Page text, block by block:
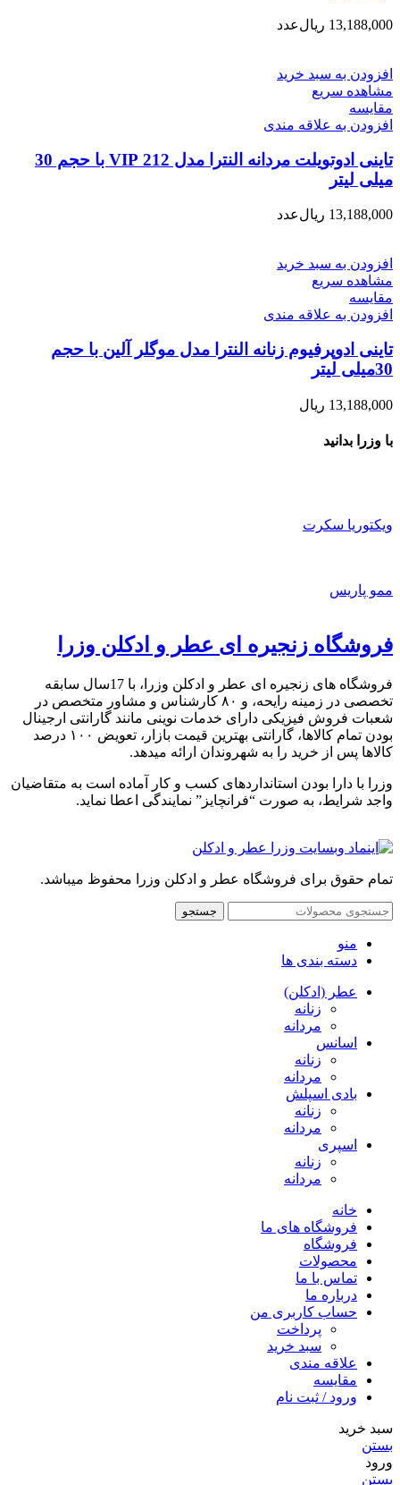
13,188,000 ریالعدد
افزودن به سبد خرید
مشاهده سریع
مقایسه
افزودن به علاقه مندی
تاینی ادوتویلت مردانه النترا مدل 212 VIP با حجم 30
میلی لیتر
13,188,000 ریالعدد
افزودن به سبد خرید
مشاهده سریع
مقایسه
افزودن به علاقه مندی
تاینی ادوپرفیوم زنانه النترا مدل موگلر آلین با حجم
30میلی لیتر
13,188,000 ریال
با وزرا بدانید
ویکتوریا سکرت
ممو پاریس
فروشگاه زنجیره ای عطر و ادکلن وزرا
فروشگاه های زنجیره ای عطر و ادکلن وزرا، با 17سال سابقه
تخصصی در زمینه رایحه، و ۸۰ کارشناس و مشاور متخصص در
شعبات فروش فیزیکی دارای خدمات نوینی مانند گارانتی ارجینال
بودن تمام کالاها، گارانتی بهترین قیمت بازار، تعویض ۱۰۰ درصد
کالاها پس از خرید را به شهروندان ارائه میدهد.
وزرا با دارا بودن استانداردهای کسب و کار آماده است به متقاضیان
واجد شرایط، به صورت “فرانچایز” نمایندگی اعطا نماید.
تمام حقوق برای فروشگاه عطر و ادکلن وزرا محفوظ میباشد.
جستجو
منو
دسته بندی ها
عطر (ادکلن)
زنانه
مردانه
اسانس
زنانه
مردانه
بادی اسپلش
زنانه
مردانه
اسپری
زنانه
مردانه
خانه
فروشگاه های ما
فروشگاه
محصولات
تماس با ما
درباره ما
حساب کاربری من
پرداخت
سبد خرید
علاقه مندی
مقایسه
ورود / ثبت نام
سبد خرید
بستن
ورود
بستن